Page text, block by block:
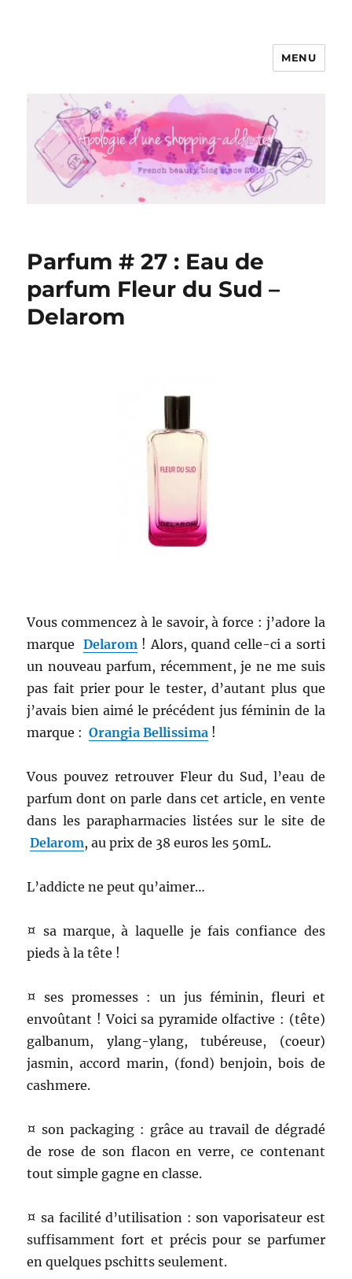
Apologie d'une Shopping-addicte
MENU
Parfum # 27 : Eau de
parfum Fleur du Sud –
Delarom
Vous commencez à le savoir, à force : j’adore la
marque Delarom! Alors, quand celle-ci a sorti
un nouveau parfum, récemment, je ne me suis
pas fait prier pour le tester, d’autant plus que
j’avais bien aimé le précédent jus féminin de la
marque : Orangia Bellissima !
Vous pouvez retrouver Fleur du Sud, l’eau de
parfum dont on parle dans cet article, en vente
dans les parapharmacies listées sur le site de
Delarom, au prix de 38 euros les 50mL.
L’addicte ne peut qu’aimer…
¤ sa marque, à laquelle je fais confiance des
pieds à la tête !
¤ ses promesses : un jus féminin, fleuri et
envoûtant ! Voici sa pyramide olfactive : (tête)
galbanum, ylang-ylang, tubéreuse, (coeur)
jasmin, accord marin, (fond) benjoin, bois de
cashmere.
¤ son packaging : grâce au travail de dégradé
de rose de son flacon en verre, ce contenant
tout simple gagne en classe.
¤ sa facilité d’utilisation : son vaporisateur est
suffisamment fort et précis pour se parfumer
en quelques pschitts seulement.